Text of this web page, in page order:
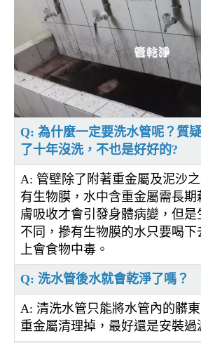
Q: 為什麼一定要洗水管呢？質
了十年沒洗，不也是好好的?
A: 管壁除了附著重金屬及泥沙
有生物膜，水中含重金屬需長期
膚吸收才會引發身體病變，但是
不同，摻有生物膜的水只要喝下
上會食物中毒。
Q: 洗水管後水就會乾淨了嗎？
A: 清洗水管只能將水管內的髒
重金屬清理掉，最好還是安裝過